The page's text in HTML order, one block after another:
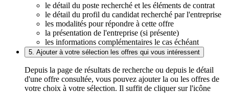
le détail du poste recherché et les éléments de contrat
le détail du profil du candidat recherché par l'entreprise
les modalités pour répondre à cette offre
la présentation de l'entreprise (si présente)
les informations complémentaires le cas échéant
5. Ajouter à votre sélection les offres qui vous intéressent
Depuis la page de résultats de recherche ou depuis le détail
d'une offre consultée, vous pouvez ajouter la ou les offres de
votre choix à votre sélection. Il suffit de cliquer sur l'icône